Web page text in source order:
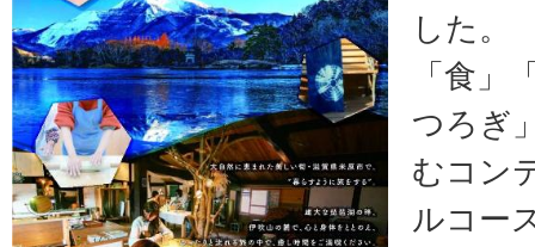
した。
「食」
つろぎ
むコン
ルコー